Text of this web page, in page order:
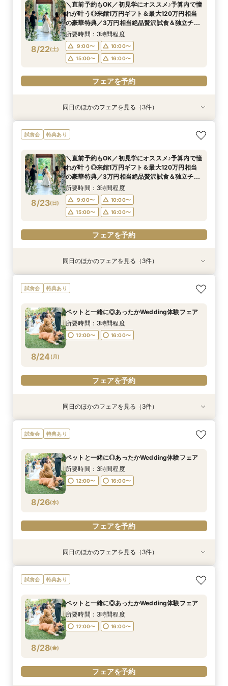
8/21(金)
癒される貸切ガーデン＆独立チャペルをゆったり
ご見学◎
所要時間：3時間程度
12:00〜 16:00〜
フェアを予約
8/21(金)
12:00〜 16:00〜
フェアを予約
8/21(金)
12:00〜 16:00〜
フェアを予約
8/22(土)
＼直前予約もOK／初見学にオススメ♪予算内で憧
れが叶う◎来館1万円ギフト＆最大120万円相当
の豪華特典／3万円相当絶品贅沢試食＆独立チャ
ペル・貸切ガーデンご見学＆安心見積もり相談◆
マイナビ限定特典
所要時間：3時間程度
9:00〜
10:00〜
15:00〜
16:00〜
フェアを予約
特典あり
8/22(土)
【地元で紡ぐWedding】豪華和牛試食付◆成約
で最大120万相当12大BIG豪華特典◎独立チャペ
む映えるスポットをご提案♪
所要時間：3時間程度
9:00〜
10:00〜
15:00〜
16:00〜
フェアを予約
特典あり
8/22(土)
【少人数専用 All in one Wedding】＼追加料金
なしで叶える／家族婚100万円プラン
9:00〜
10:00〜
15:00〜
16:00〜
フェアを予約
特典あり
8/22(土)
【人気No.1BIGフェア☆来館特典5万】＼最大120
万円の豪華12大特典／黒毛和牛× オマール海老×
ぐ独立チャペルご見学＆安心見積もり相談
所要時間：3時間程度
9:00〜
10:00〜
15:00〜
16:00〜
フェアを予約
同日のほかのフェアを見る（3件）
試食会 特典あり
8/23(日)
＼直前予約もOK／初見学にオススメ♪予算内で憧
れが叶う◎来館1万円ギフト＆最大120万円相当
の豪華特典／3万円相当絶品贅沢試食＆独立チャ
ペル・貸切ガーデンご見学＆安心見積もり相談◆
マイナビ限定特典
所要時間：3時間程度
9:00〜
10:00〜
15:00〜
16:00〜
フェアを予約
特典あり
8/23(日)
【地元で紡ぐWedding】豪華和牛試食付◆成約
で最大120万相当12大BIG豪華特典◎独立チャペ
む映えるスポットをご提案♪
所要時間：3時間程度
9:00〜
10:00〜
15:00〜
16:00〜
特典あり
8/23(日)
【少人数専用 All in one Wedding】＼追加料金
なしで叶える／家族婚100万円プラン
15:00〜
16:00〜
特典あり
8/23(日)
【豪華120万特典＆来館ギフト5万円】黒毛和
牛・オマール海老・特製カヌレ含む絶品3万円相
そぐ感動の独立チャペルご見学×安心見積相談ま
で♪
所要時間：3時間程度
9:00〜
10:00〜
15:00〜
16:00〜
同日のほかのフェアを見る（3件）
試食会 特典あり
8/24 (月)
ペットと一緒に◎あったかWedding体験フェア
所要時間：3時間程度
12:00〜 16:00〜
フェアを予約
特典あり
8/24(月)
【初めて会場見学のおふたりも安心◆最大120万
円BIG豪華特典×来館ギフト5万円】貸切ガーデン
海老×特製カヌレ含む絶品3万円相当試食付！マ
イナビ限定特典
所要時間：3時間程度
12:00〜 16:00〜
特典あり
8/24(月)
＼初見学がお得／予算重視の方必見◎じっくり相
談会
特典あり
8/24(月)
アットホームな家族婚が叶う少人数フェア*豪華
試食付
同日のほかのフェアを見る（3件）
試食会 特典あり
8/26(水)
ペットと一緒に◎あったかWedding体験フェア
所要時間：3時間程度
12:00〜 16:00〜
フェアを予約
特典あり
8/26(水)
＼水曜special*マイナビ限定特典！来館5万円ギ
フト×最大120万円豪華特典／ガーデン演出体験
チャペル・貸切ガーデン含む平日にゆっくりご見
学♪
所要時間：3時間程度
12:00〜 16:00〜
特典あり
8/26(水)
＼初見学がお得／予算重視の方必見◎じっくり相
談会
特典あり
8/26(水)
アットホームな家族婚が叶う少人数フェア*豪華
試食付
同日のほかのフェアを見る（3件）
試食会 特典あり
8/28(金)
ペットと一緒に◎あったかWedding体験フェア
所要時間：3時間程度
12:00〜 16:00〜
フェアを予約